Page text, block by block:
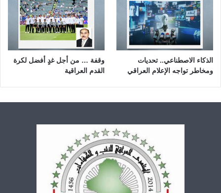
الذكاء الاصطناعي.. تحديات
ومخاطر تواجه الإعلام العراقي
وقفة … من أجل غدٍ أفضل لكرة
القدم العراقية